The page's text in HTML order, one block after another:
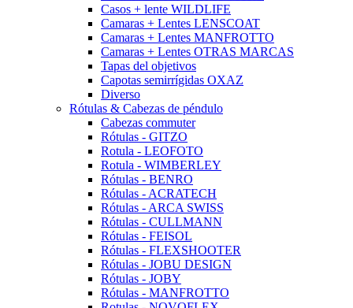
Casos + lente WILDLIFE
Camaras + Lentes LENSCOAT
Camaras + Lentes MANFROTTO
Camaras + Lentes OTRAS MARCAS
Tapas del objetivos
Capotas semirrígidas OXAZ
Diverso
Rótulas & Cabezas de péndulo
Cabezas commuter
Rótulas - GITZO
Rotula - LEOFOTO
Rotula - WIMBERLEY
Rótulas - BENRO
Rótulas - ACRATECH
Rótulas - ARCA SWISS
Rótulas - CULLMANN
Rótulas - FEISOL
Rótulas - FLEXSHOOTER
Rótulas - JOBU DESIGN
Rótulas - JOBY
Rótulas - MANFROTTO